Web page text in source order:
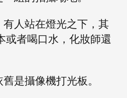
人站在燈光之下，其
或者喝口水，化妝師還
是攝像機打光板。